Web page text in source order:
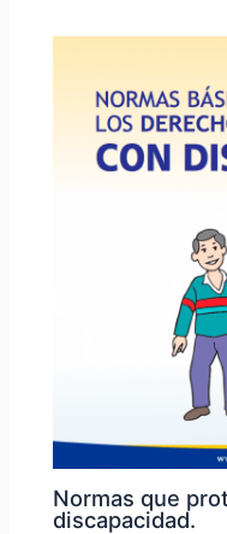
Normas que
discapacidad.